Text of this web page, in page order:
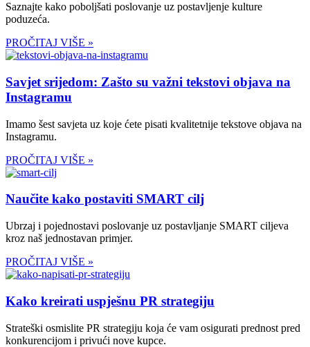
Saznajte kako poboljšati poslovanje uz postavljenje kulture
poduzeća.
PROČITAJ VIŠE »
Savjet srijedom: Zašto su važni tekstovi objava na
Instagramu
Imamo šest savjeta uz koje ćete pisati kvalitetnije tekstove objava na
Instagramu.
PROČITAJ VIŠE »
Naučite kako postaviti SMART cilj
Ubrzaj i pojednostavi poslovanje uz postavljanje SMART ciljeva
kroz naš jednostavan primjer.
PROČITAJ VIŠE »
Kako kreirati uspješnu PR strategiju
Strateški osmislite PR strategiju koja će vam osigurati prednost pred
konkurencijom i privući nove kupce.